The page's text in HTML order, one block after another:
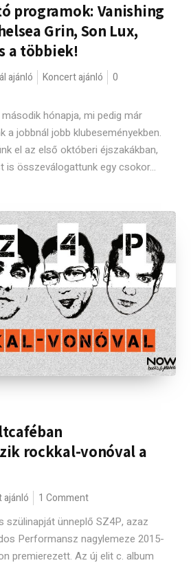
programok: Vanishing
Grin, Son Lux,
a többiek!
ajánló Koncert ajánló
0
hónapja, mi pedig már
a jobbnál jobb klubeseményekben.
el az első októberi éjszakákban,
összeválogattunk egy csokor...
rockkal-vonóval a
ajánló 1 Comment
szülinapját ünneplő SZ4P, azaz
Performansz nagylemeze 2015-
premierezett. Az új elit c. album